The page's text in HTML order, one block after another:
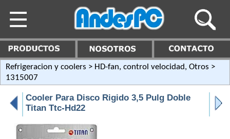
Refrigeracion y coolers > HD-fan, control velocidad, Otros >
1315007
Cooler Para Disco Rigido 3,5 Pulg Doble
Titan Ttc-Hd22